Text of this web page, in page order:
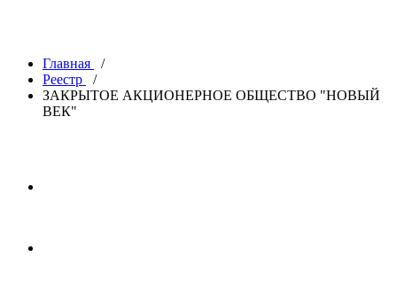
Главная
/
Реестр
/
ЗАКРЫТОЕ АКЦИОНЕРНОЕ ОБЩЕСТВО "НОВЫЙ
ВЕК"